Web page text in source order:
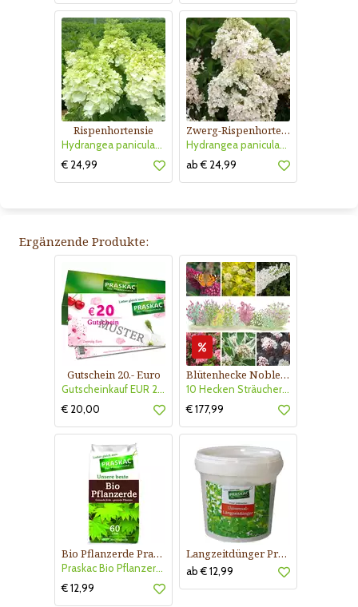
Rispenhortensie
Hydrangea paniculata 'Magical Moonlight'
€ 24,99
Zwerg-Rispenhortensie
Hydrangea paniculata 'Bobo'
ab € 24,99
Ergänzende Produkte:
Gutschein 20.- Euro
Gutscheinkauf EUR 20.-
€ 20,00
Blütenhecke Nobless-Kollektion Nr. 402
10 Hecken Sträucher - für 10 lfm Blütenhecke - Blühend März - Oktober
€ 177,99
Bio Pflanzerde Praskac
Praskac Bio Pflanzerde
€ 12,99
Langzeitdünger Praskac
ab € 12,99